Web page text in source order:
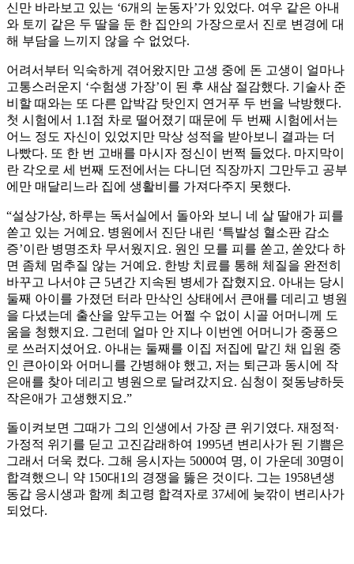
신만 바라보고 있는 ‘6개의 눈동자’가 있었다. 여우 같은 아내
와 토끼 같은 두 딸을 둔 한 집안의 가장으로서 진로 변경에 대
해 부담을 느끼지 않을 수 없었다.
어려서부터 익숙하게 겪어왔지만 고생 중에 돈 고생이 얼마나
고통스러운지 ‘수험생 가장’이 된 후 새삼 절감했다. 기술사 준
비할 때와는 또 다른 압박감 탓인지 연거푸 두 번을 낙방했다.
첫 시험에서 1.1점 차로 떨어졌기 때문에 두 번째 시험에서는
어느 정도 자신이 있었지만 막상 성적을 받아보니 결과는 더
나빴다. 또 한 번 고배를 마시자 정신이 번쩍 들었다. 마지막이
란 각오로 세 번째 도전에서는 다니던 직장까지 그만두고 공부
에만 매달리느라 집에 생활비를 가져다주지 못했다.
“설상가상, 하루는 독서실에서 돌아와 보니 네 살 딸애가 피를
쏟고 있는 거예요. 병원에서 진단 내린 ‘특발성 혈소판 감소
증’이란 병명조차 무서웠지요. 원인 모를 피를 쏟고, 쏟았다 하
면 좀체 멈추질 않는 거예요. 한방 치료를 통해 체질을 완전히
바꾸고 나서야 근 5년간 지속된 병세가 잡혔지요. 아내는 당시
둘째 아이를 가졌던 터라 만삭인 상태에서 큰애를 데리고 병원
을 다녔는데 출산을 앞두고는 어쩔 수 없이 시골 어머니께 도
움을 청했지요. 그런데 얼마 안 지나 이번엔 어머니가 중풍으
로 쓰러지셨어요. 아내는 둘째를 이집 저집에 맡긴 채 입원 중
인 큰아이와 어머니를 간병해야 했고, 저는 퇴근과 동시에 작
은애를 찾아 데리고 병원으로 달려갔지요. 심청이 젖동냥하듯
작은애가 고생했지요.”
돌이켜보면 그때가 그의 인생에서 가장 큰 위기였다. 재정적·
가정적 위기를 딛고 고진감래하여 1995년 변리사가 된 기쁨은
그래서 더욱 컸다. 그해 응시자는 5000여 명, 이 가운데 30명이
합격했으니 약 150대1의 경쟁을 뚫은 것이다. 그는 1958년생
동갑 응시생과 함께 최고령 합격자로 37세에 늦깎이 변리사가
되었다.